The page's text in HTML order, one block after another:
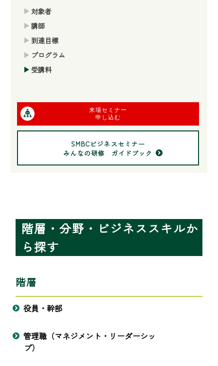
対象者
講師
到達目標
プログラム
受講料
来場セミナー
申し込む
SMBCビジネスセミナー
みんなの研修 ガイドブック
階層・分野・ビジネススキルか
ら探す
階層
役員・幹部
管理職（マネジメント・リーダーシッ
プ）